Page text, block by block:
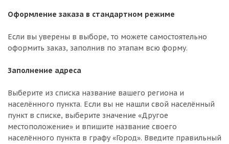
Оформление заказа в стандартном режиме
Если вы уверены в выборе, то можете самостоятельно
оформить заказ, заполнив по этапам всю форму.
Заполнение адреса
Выберите из списка название вашего региона и
населённого пункта. Если вы не нашли свой населённый
пункт в списке, выберите значение «Другое
местоположение» и впишите название своего
населённого пункта в графу «Город». Введите правильный